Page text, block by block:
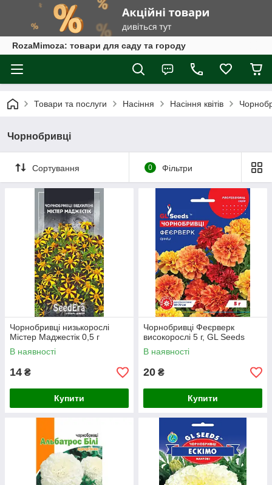
RozaMimoza: товари для саду та городу
Товари та послуги Насіння Насіння квітів
Чорнобривці
Сортування 0 Фільтри
Чорнобривці низькорослі
Містер Маджестік 0,5 г
В наявності
14 ₴
Купити
Чорнобривці Феєрверк
високорослі 5 г, GL Seeds
В наявності
20 ₴
Купити